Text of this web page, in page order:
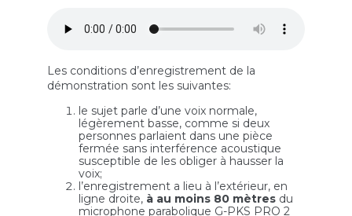
Les conditions d’enregistrement de la
démonstration sont les suivantes:
le sujet parle d’une voix normale,
légèrement basse, comme si deux
personnes parlaient dans une pièce
fermée sans interférence acoustique
susceptible de les obliger à hausser la
voix;
l’enregistrement a lieu à l’extérieur, en
ligne droite, à au moins 80 mètres du
microphone parabolique G-PKS PRO 2